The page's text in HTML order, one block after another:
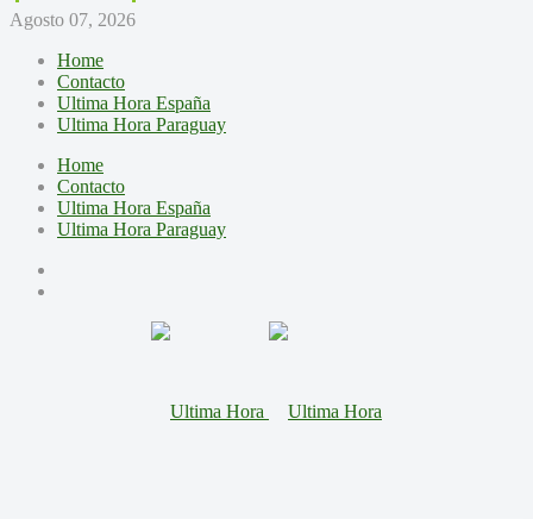
Agosto 07, 2026
Home
Contacto
Ultima Hora España
Ultima Hora Paraguay
Home
Contacto
Ultima Hora España
Ultima Hora Paraguay